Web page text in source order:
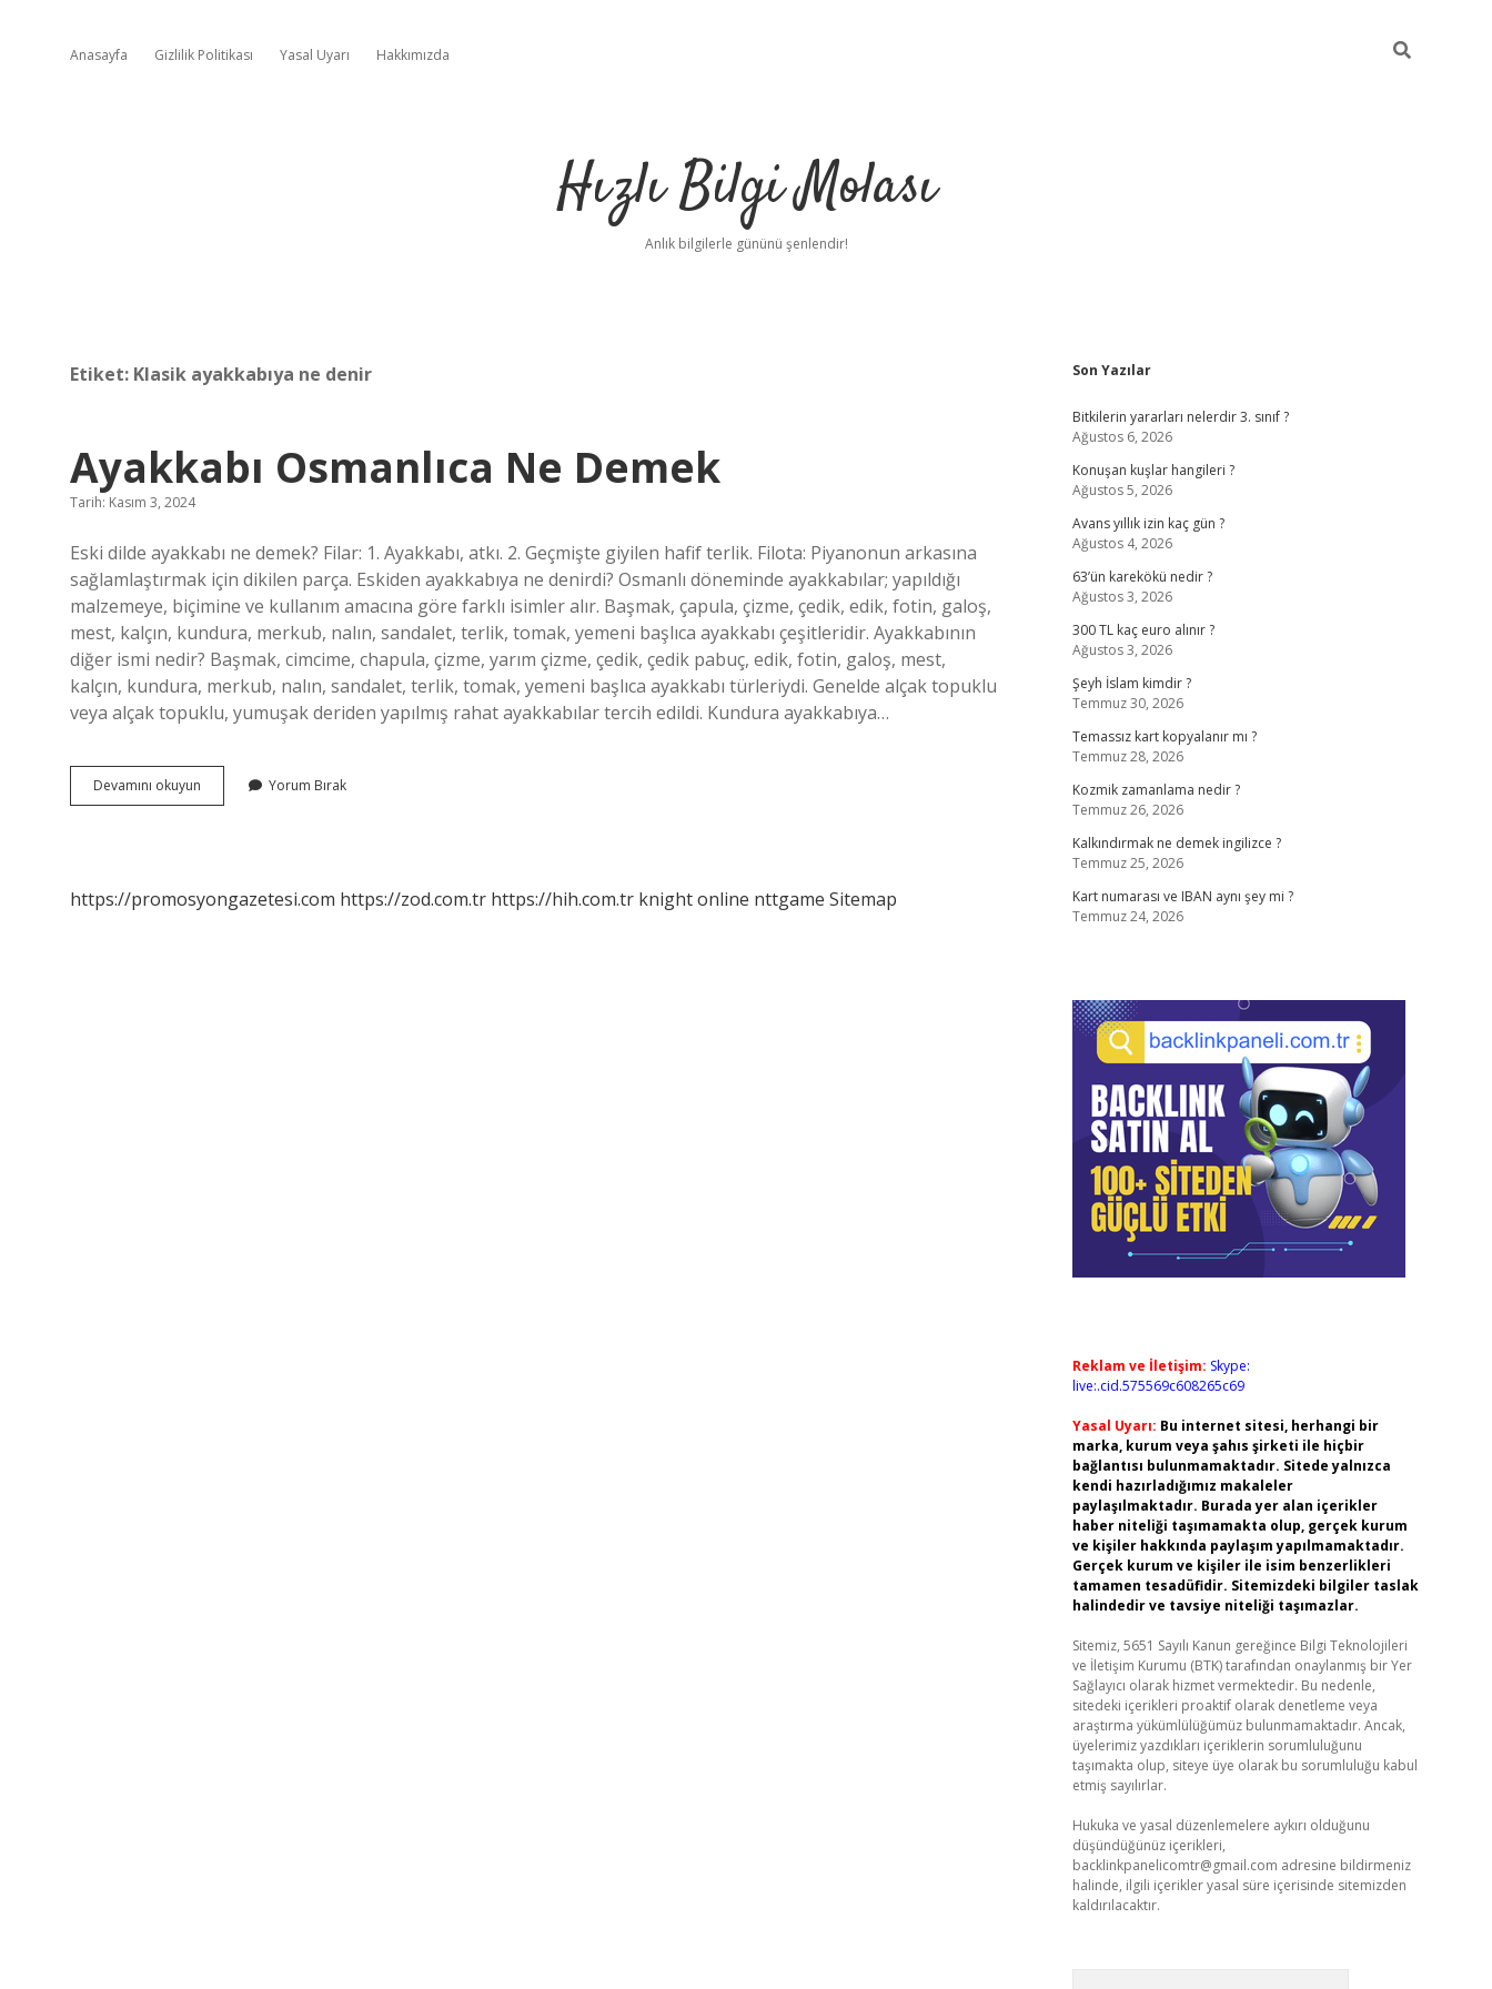
Anasayfa Gizlilik Politikası Yasal Uyarı Hakkımızda
Hızlı Bilgi Molası
Anlık bilgilerle gününü şenlendir!
Etiket: Klasik ayakkabıya ne denir
Ayakkabı Osmanlıca Ne Demek
Tarih: Kasım 3, 2024
Eski dilde ayakkabı ne demek? Filar: 1. Ayakkabı, atkı. 2. Geçmişte giyilen hafif terlik. Filota: Piyanonun arkasına
sağlamlaştırmak için dikilen parça. Eskiden ayakkabıya ne denirdi? Osmanlı döneminde ayakkabılar; yapıldığı
malzemeye, biçimine ve kullanım amacına göre farklı isimler alır. Başmak, çapula, çizme, çedik, edik, fotin, galoş,
mest, kalçın, kundura, merkub, nalın, sandalet, terlik, tomak, yemeni başlıca ayakkabı çeşitleridir. Ayakkabının
diğer ismi nedir? Başmak, cimcime, chapula, çizme, yarım çizme, çedik, çedik pabuç, edik, fotin, galoş, mest,
kalçın, kundura, merkub, nalın, sandalet, terlik, tomak, yemeni başlıca ayakkabı türleriydi. Genelde alçak topuklu
veya alçak topuklu, yumuşak deriden yapılmış rahat ayakkabılar tercih edildi. Kundura ayakkabıya…
Devamını okuyun Ayakkabı
Osmanlıca
Yorum Bırak
https://promosyongazetesi.com https://zod.com.tr https://hih.com.tr knight online nttgame Sitemap
Sidebar
Son Yazılar
Bitkilerin yararları nelerdir 3. sınıf ?
Ağustos 6, 2026
Konuşan kuşlar hangileri ?
Ağustos 5, 2026
Avans yıllık izin kaç gün ?
Ağustos 4, 2026
63’ün karekökü nedir ?
Ağustos 3, 2026
300 TL kaç euro alınır ?
Ağustos 3, 2026
Şeyh İslam kimdir ?
Temmuz 30, 2026
Temassız kart kopyalanır mı ?
Temmuz 28, 2026
Kozmik zamanlama nedir ?
Temmuz 26, 2026
Kalkındırmak ne demek ingilizce ?
Temmuz 25, 2026
Kart numarası ve IBAN aynı şey mi ?
Temmuz 24, 2026
Reklam ve İletişim: Skype:
live:.cid.575569c608265c69
Yasal Uyarı: Bu internet sitesi, herhangi bir
marka, kurum veya şahıs şirketi ile hiçbir
bağlantısı bulunmamaktadır. Sitede yalnızca
kendi hazırladığımız makaleler
paylaşılmaktadır. Burada yer alan içerikler
haber niteliği taşımamakta olup, gerçek kurum
ve kişiler hakkında paylaşım yapılmamaktadır.
Gerçek kurum ve kişiler ile isim benzerlikleri
tamamen tesadüfidir. Sitemizdeki bilgiler taslak
halindedir ve tavsiye niteliği taşımazlar.
Sitemiz, 5651 Sayılı Kanun gereğince Bilgi Teknolojileri
ve İletişim Kurumu (BTK) tarafından onaylanmış bir Yer
Sağlayıcı olarak hizmet vermektedir. Bu nedenle,
sitedeki içerikleri proaktif olarak denetleme veya
araştırma yükümlülüğümüz bulunmamaktadır. Ancak,
üyelerimiz yazdıkları içeriklerin sorumluluğunu
taşımakta olup, siteye üye olarak bu sorumluluğu kabul
etmiş sayılırlar.
Hukuka ve yasal düzenlemelere aykırı olduğunu
düşündüğünüz içerikleri,
backlinkpanelicomtr@gmail.com adresine bildirmeniz
halinde, ilgili içerikler yasal süre içerisinde sitemizden
kaldırılacaktır.